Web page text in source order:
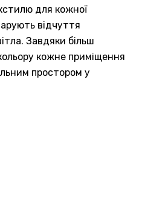
для кожної
відчуття
Завдяки більш
кожне приміщення
простором у